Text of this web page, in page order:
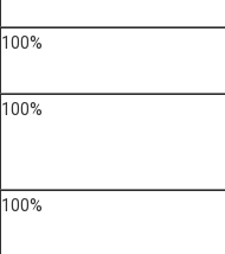
100%
100%
100%